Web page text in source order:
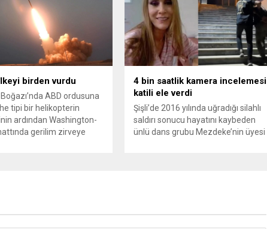
yaş sınırını kaldırıyor
kaybı ödemelerinde hak
başvuru şartını otomatik
Hazine
bağlı ilgili
bazı iş insanlarının da bulunduğu
çok sayıda kişi hakkında gözaltı
kararı uygulandı. Emniyet güçlerinin
belediye binasındaki teknik
inceleme ve arama çalışmaları
devam ediyor. İstanbul’da...
birden vurdu
ABD ordusuna
tipi bir helikopterin
ardından Washington-
gerilim zirveye
Tahran, yeni bir ABD
4 bin saatlik kamera incelemesi
katili ele verdi
Şişli’de 2016 yılında uğradığı silahlı
saldırı sonucu hayatını kaybeden
ünlü dans grubu Mezdeke’nin üyesi
azmettirici olduğu öne sürülen 2...